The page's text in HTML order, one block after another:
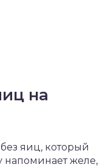
на
яиц, который
напоминает желе,